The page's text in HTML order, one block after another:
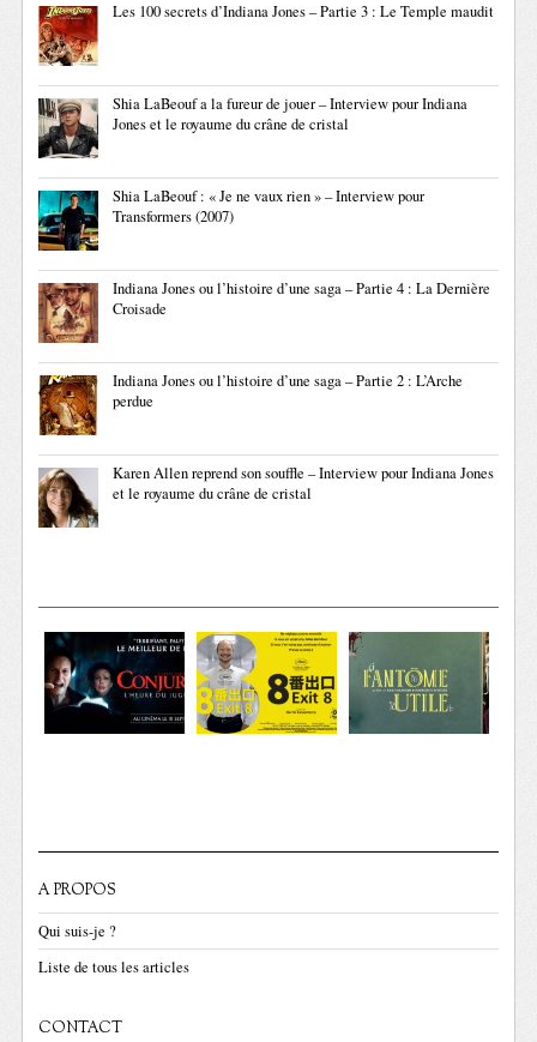
Les 100 secrets d’Indiana Jones – Partie 3 : Le Temple maudit
Shia LaBeouf a la fureur de jouer – Interview pour Indiana
Jones et le royaume du crâne de cristal
Shia LaBeouf : « Je ne vaux rien » – Interview pour
Transformers (2007)
Indiana Jones ou l’histoire d’une saga – Partie 4 : La Dernière
Croisade
Indiana Jones ou l’histoire d’une saga – Partie 2 : L’Arche
perdue
Karen Allen reprend son souffle – Interview pour Indiana Jones
et le royaume du crâne de cristal
A PROPOS
Qui suis-je ?
Liste de tous les articles
CONTACT